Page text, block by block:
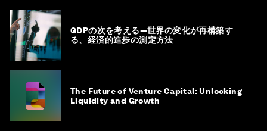
GDPの次を考える―世界の変化が再構築す
る、経済的進歩の測定方法
The Future of Venture Capital: Unlocking
Liquidity and Growth